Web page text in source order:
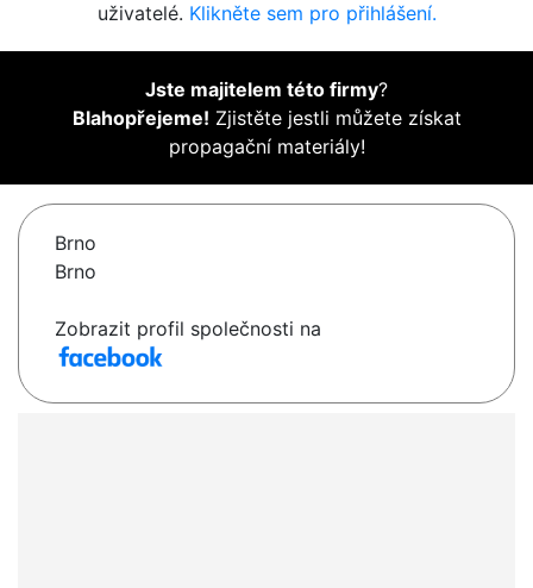
uživatelé. Klikněte sem pro přihlášení.
Jste majitelem této firmy?
Blahopřejeme! Zjistěte jestli můžete získat
propagační materiály!
Brno
Brno
Zobrazit profil společnosti na